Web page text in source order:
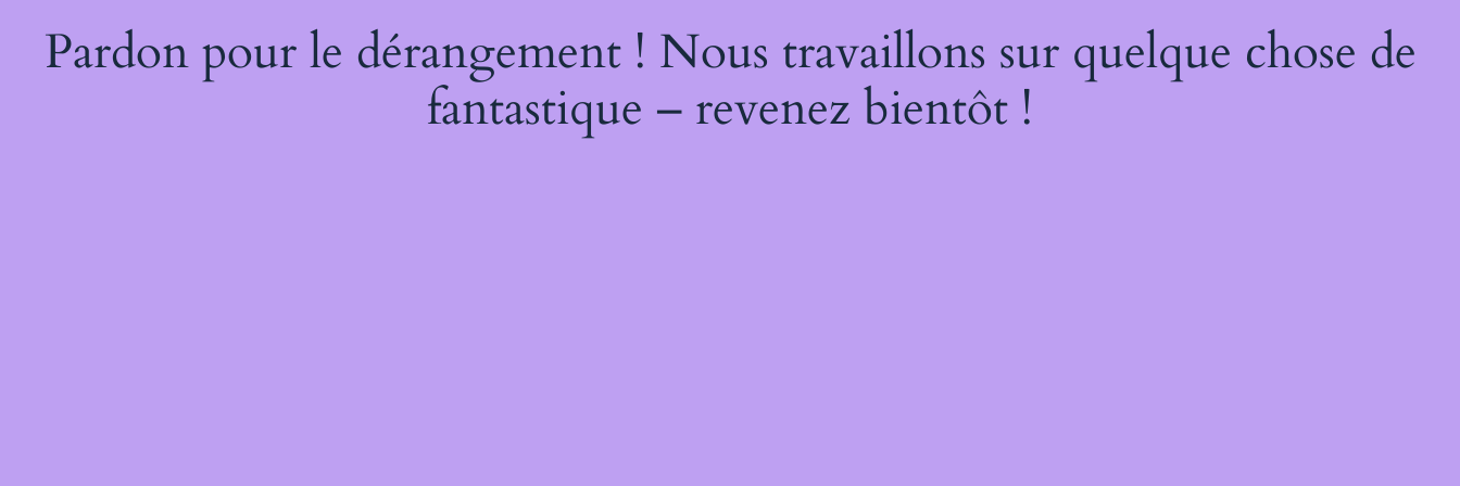
Pardon pour le dérangement ! Nous travaillons sur quelque chose de
fantastique – revenez bientôt !